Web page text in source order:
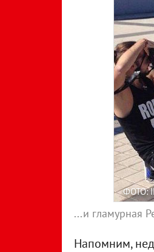
ФОТО:
...и гламурная
Напомним,